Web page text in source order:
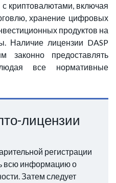
с криптовалютами, включая
хранение цифровых
продуктов на
Наличие лицензии DASP
законно предоставлять
все нормативные
лицензии
регистрации
всю информацию о
Затем следует